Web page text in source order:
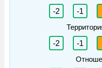
-2
-1
-2
-1